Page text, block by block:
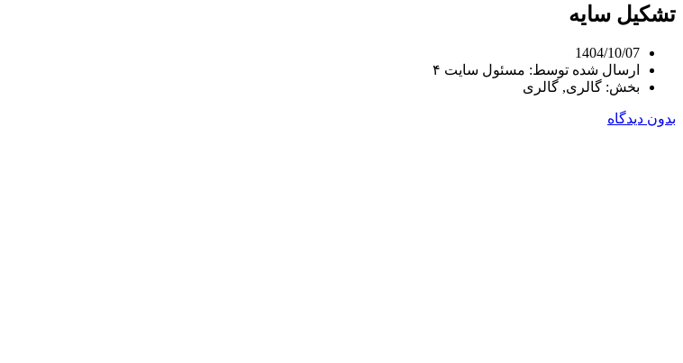
تشکیل سایه
1404/10/07
ارسال شده توسط: مسئول سایت ۴
بخش: گالری, گالری
بدون دیدگاه